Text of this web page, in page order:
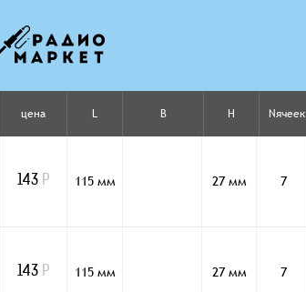
цена L B H Nячеек
143 Р 115 мм 27 мм 7
143 Р 115 мм 27 мм 7